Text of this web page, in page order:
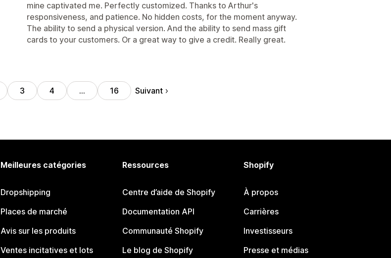
mine captivated me. Perfectly customized. Thanks to Arthur's
responsiveness, and patience. No hidden costs, for the moment anyway.
The ability to send a physical version. And the ability to send mass gift
cards to your customers. Or a great way to give a credit. Really great.
3 4 … 16 Suivant
Meilleures catégories
Dropshipping
Places de marché
Avis sur les produits
Ventes incitatives et lots
Ressources
Centre d’aide de Shopify
Documentation API
Communauté Shopify
Le blog de Shopify
Shopify
À propos
Carrières
Investisseurs
Presse et médias